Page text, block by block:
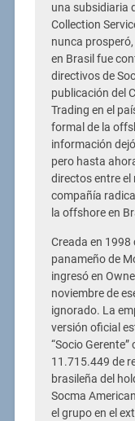
una subsidiaria
Collection
nunca
en Brasil fue
directivos de
publicación del
Trading en el
formal de la
información
pero hasta
directos entre el
compañía
la offshore en
Creada en
panameño de
ingresó en
noviembre de
ignorado. La
versión oficial
“Socio
11.715.449 de
brasileña del
Socma
el grupo en el